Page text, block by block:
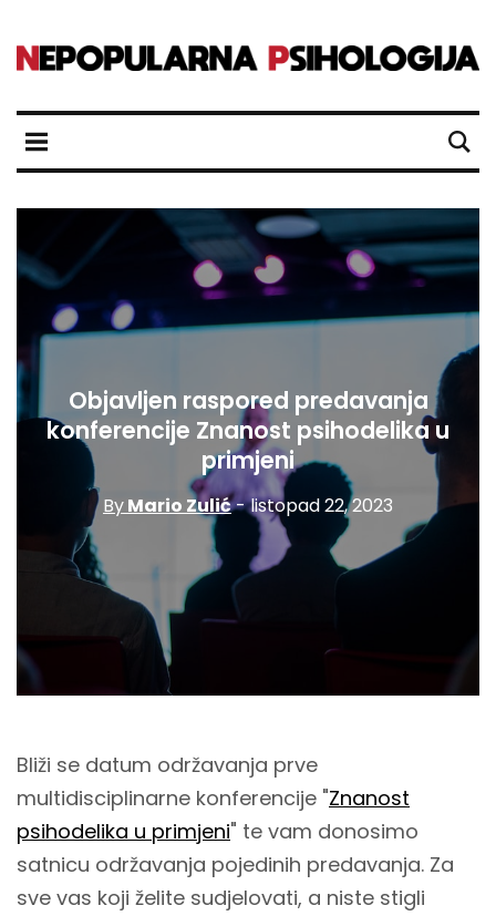
Objavljen raspored predavanja
konferencije Znanost psihodelika u
primjeni
ByMario Zulić- listopad 22, 2023
Bliži se datum održavanja prve
multidisciplinarne konferencije "Znanost
psihodelika u primjeni" te vam donosimo
satnicu održavanja pojedinih predavanja. Za
sve vas koji želite sudjelovati, a niste stigli